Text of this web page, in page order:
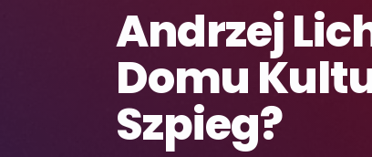
Andrzej
Domu
Szpieg?